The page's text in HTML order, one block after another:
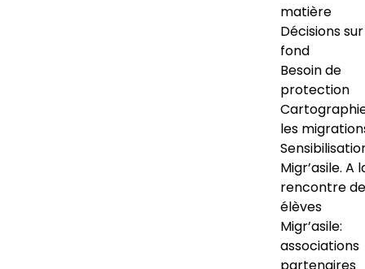
matière
Décisions
fond
Besoin de
protection
les
Migr’asile. A
rencontre
élèves
Migr’asile:
associations